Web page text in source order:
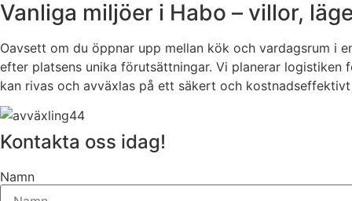
Vanliga miljöer i Habo – villor,
Oavsett om du öppnar upp mellan kök och vardagsrum i
efter platsens unika förutsättningar. Vi planerar
kan rivas och avväxlas på ett säkert och
Kontakta oss idag!
Namn